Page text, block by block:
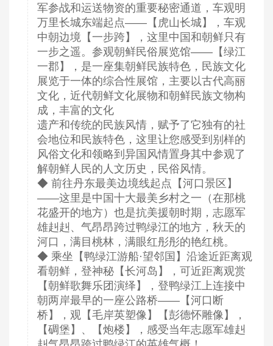
军参战和运送物资的重要秘密通道，车观明
万里长城东端起点——【虎山长城】，车观
中朝边境【一步跨】，这里中国和朝鲜只有
一步之遥。参观朝鲜民俗展览馆——【绿江
一郡】，是一座集朝鲜民族特色，民族文化
展览于一体的综合性展馆，主要以古代高丽
文化，近代朝鲜文化展物和朝鲜民族文物构
成，丰富的文化
遗产和传统的民族风情，赋予了它独有的社
会地位和民族特色，这里让您感受到别样的
风俗文化和领略到异国风情置身其中参观了
解朝鲜人民的人文历史，民俗风情。
◆ 前往丹东最美边境线起点【河口景区】
——这里是中国十大最美乡村之一（在那桃
花盛开的地方）也是抗美援朝时期，志愿军
雄赳赳、气昂昂跨过鸭绿江的地方，秋天的
河口，满目桃林，满眼红彤彤的艳红桃。
◆ 乘坐【鸭绿江游船·望邻国】沿途近距离观
看朝鲜，登神秘【长河岛】，可近距离观赏
【朝鲜歌舞乐团演绎】，登鸭绿江上连接中
朝两岸最早的一座公路桥——【河口断
桥】，观【毛岸英塑像】【彭德怀雕像】，
【碉堡】、【炮楼】，感受当年志愿军雄赳